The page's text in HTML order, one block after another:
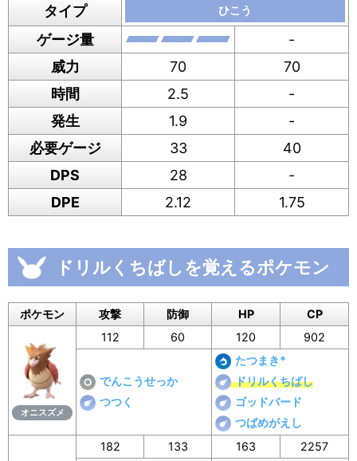
タイプ
ひこう
ゲージ量
-
威力
70
70
時間
2.5
-
発生
1.9
-
必要ゲージ
33
40
DPS
28
-
DPE
2.12 1.75
ドリルくちばしを覚えるポケモン
ポケモン 攻撃 防御 HP CP
オニスズメ
112 60 120 902
でんこうせっか
つつく
たつまき*
ドリルくちばし
ゴッドバード
つばめがえし
182 133 163 2257